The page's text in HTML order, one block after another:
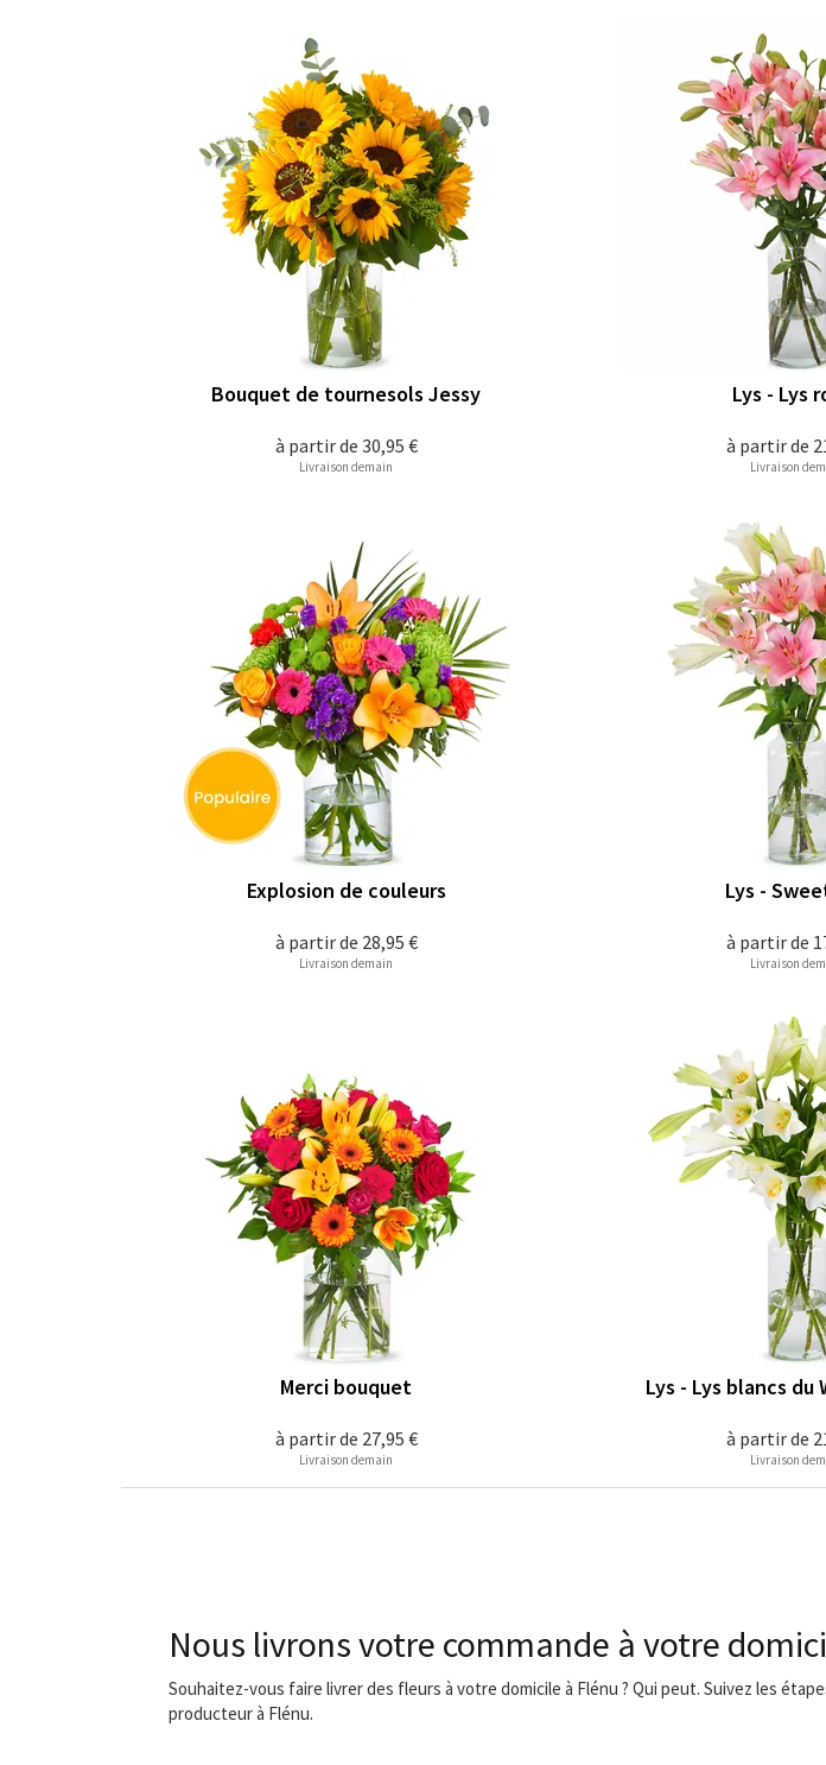
à partir de 30,95 €
Bouquet de tournesols Jessy
Livraison demain
à partir de
Lys - Lys
Livraison
à partir de 28,95 €
Explosion de couleurs
Livraison demain
à partir de
Lys -
Livraison
à partir de 27,95 €
Merci bouquet
Livraison demain
à partir de
Lys - Lys blancs du
Livraison
Nous livrons votre commande à votre
Souhaitez-vous faire livrer des fleurs à votre domicile à Flénu ? Qui peut. Suivez les
producteur à Flénu.